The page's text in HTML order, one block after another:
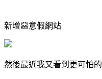
新增惡意假網站
然後最近我又看到更可怕的